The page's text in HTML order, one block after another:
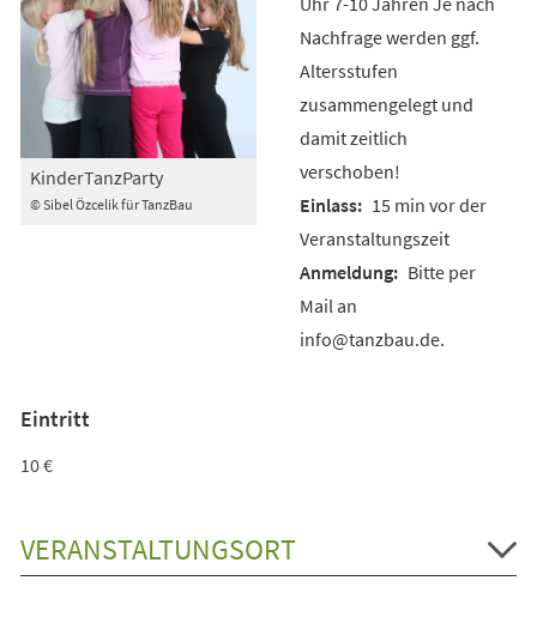
© Sibel Özcelik für TanzBau
KinderTanzParty
Nachfrage werden ggf.
Altersstufen
zusammengelegt und
damit zeitlich
verschoben!
15 min vor der
Veranstaltungszeit
Bitte per
Mail an
info@tanzbau.de.
Eintritt
10 €
VERANSTALTUNGSORT